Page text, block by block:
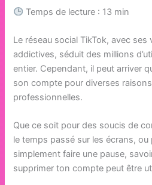
Temps de lecture : 13 min
Le réseau social TikTok, avec
addictives, séduit des millions
entier. Cependant, il peut arriver
son compte pour diverses
professionnelles.
Que ce soit pour des soucis de
le temps passé sur les écrans, ou
simplement faire une pause,
supprimer ton compte peut être